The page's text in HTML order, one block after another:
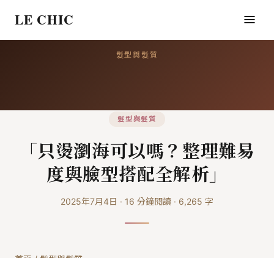
LE CHIC
髮型與髮質
髮型與髮質
「只燙瀏海可以嗎？整理難易
度與臉型搭配全解析」
2025年7月4日 · 16 分鐘閱讀 · 6,265 字